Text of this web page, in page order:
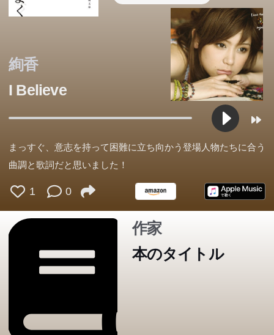
だ。けれど、今日は気が滅入るどころの話じゃない。なん
と、密かに片思いしていた幼なじみ・今川厚志の結婚披露
宴だった。ところが、そこですばらしいスピーチに出会
い、思わず感動、涙する。伝説のスピーチライター・久遠
久美の祝辞だった。衝撃を受けたこと葉は、久美に弟子入
りすることになるが...。
絢香
I Believe
まっすぐ、意志を持って困難に立ち向かう登場人物たちに合う
曲調と歌詞だと思いました！
1 0
作家
本のタイトル